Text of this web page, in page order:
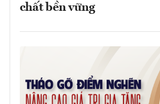
chất bền vững